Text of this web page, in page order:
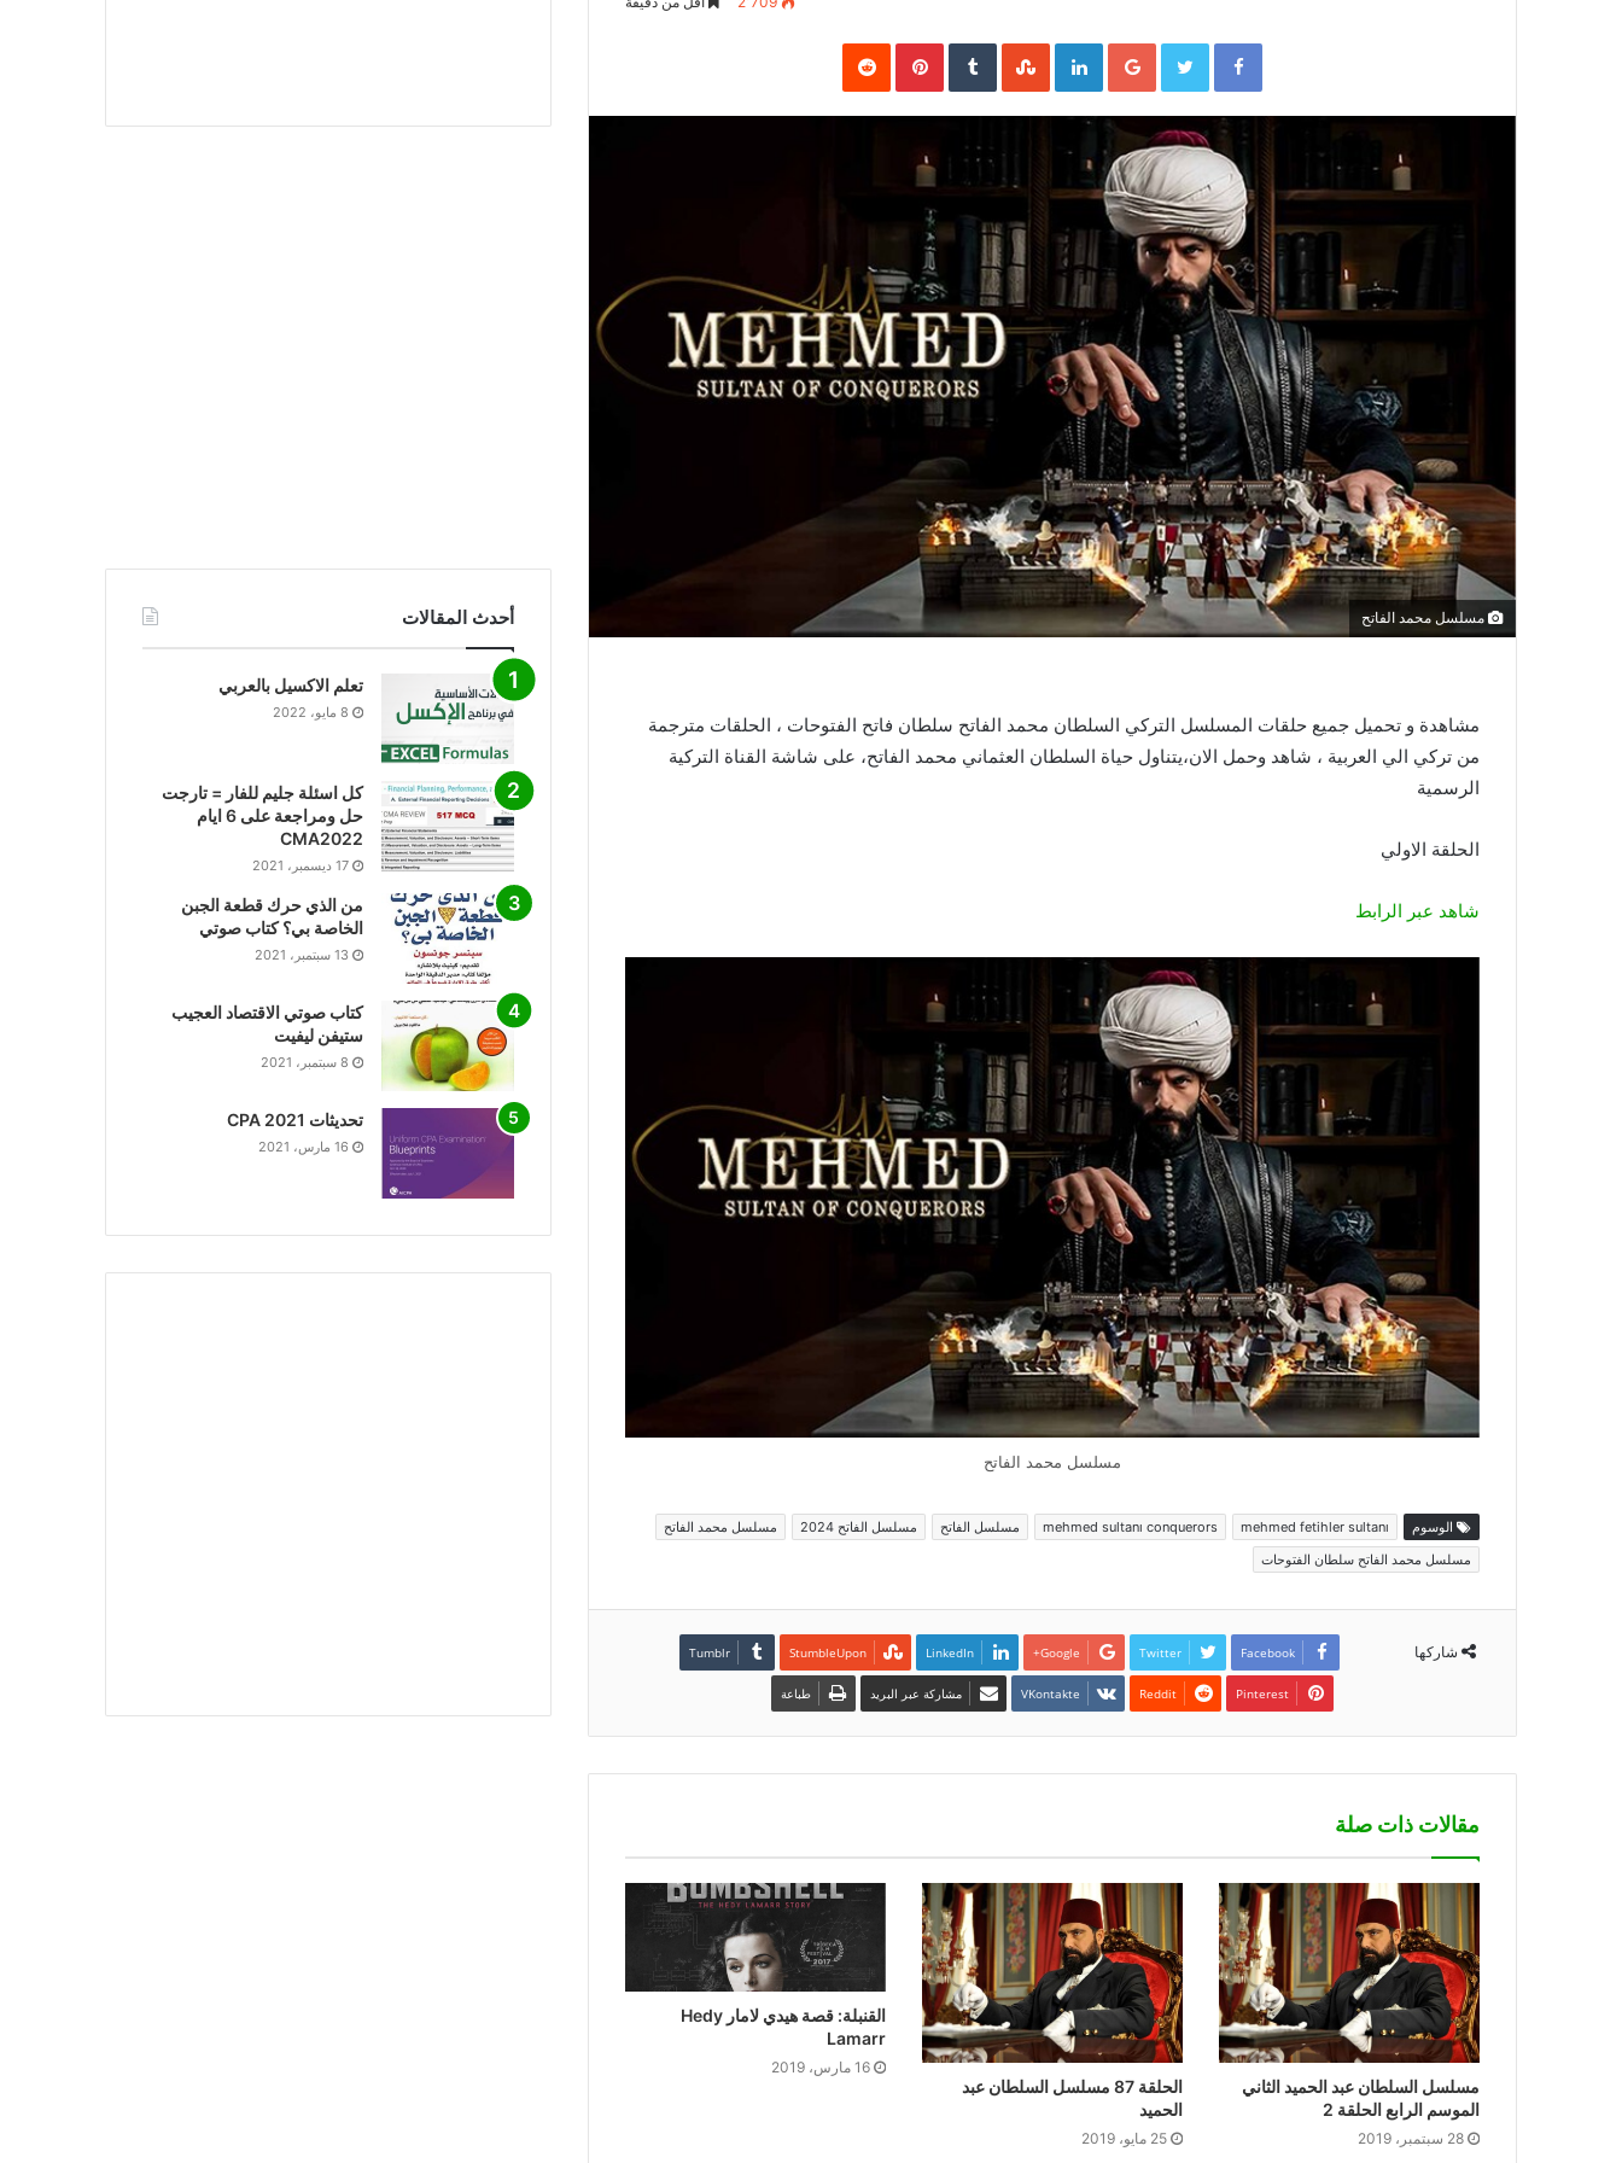
Facebook
Twitter
Google+
LinkedIn
Pinterest
مسلسل محمد الفاتح
مشاهدة و تحميل جميع حلقات المسلسل التركي السلطان محمد الفاتح سلطان فاتح الفتوحات ، الحلقات مترجمة
من تركي الي العربية ، شاهد وحمل الان،يتناول حياة السلطان العثماني محمد الفاتح، على شاشة القناة التركية
الرسمية
الحلقة الاولي
شاهد عبر الرابط
مسلسل محمد الفاتح
الوسوم mehmed fetihler sultanı
mehmed sultanı conquerors مسلسل الفاتح مسلسل الفاتح 2024
مسلسل محمد الفاتح
مسلسل محمد الفاتح سلطان الفتوحات
شاركها Facebook
Twitter
Google+
LinkedIn
Pinterest مشاركة عبر البريد طباعة
مقالات ذات صلة
مسلسل السلطان عبد الحميد الثاني
الموسم الرابع الحلقة 2
28 سبتمبر، 2019
الحلقة 87 مسلسل السلطان عبد
الحميد
25 مايو، 2019
القنبلة: قصة هيدي لامار Hedy
Lamarr
16 مارس، 2019
أحدث المقالات
تعلم الاكسيل بالعربي
8 مايو، 2022
كل اسئلة جليم للفار = تارجت
حل ومراجعة على 6 ايام
CMA2022
17 ديسمبر، 2021
من الذي حرك قطعة الجبن
الخاصة بي؟ كتاب صوتي
13 سبتمبر، 2021
كتاب صوتي الاقتصاد العجيب
ستيفن ليفيت
8 سبتمبر، 2021
تحديثات CPA 2021
16 مارس، 2021